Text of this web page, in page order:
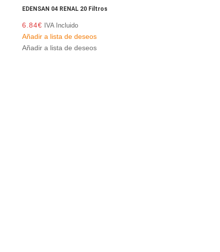
EDENSAN 04 RENAL 20 Filtros
6.84€ IVA Incluido
Añadir a lista de deseos
Añadir a lista de deseos